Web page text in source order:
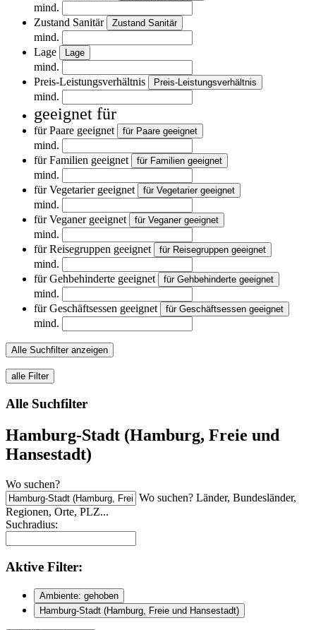
mind.
Zustand Sanitär
Zustand Sanitär
mind.
Lage
Lage
mind.
Preis-Leistungsverhältnis
Preis-Leistungsverhältnis
mind.
geeignet für
für Paare geeignet für Paare geeignet
mind.
für Familien geeignet
für Familien geeignet
mind.
für Vegetarier geeignet
für Vegetarier geeignet
mind.
für Veganer geeignet
für Veganer geeignet
mind.
für Reisegruppen geeignet
für Reisegruppen geeignet
mind.
für Gehbehinderte geeignet
für Gehbehinderte geeignet
mind.
für Geschäftsessen geeignet
für Geschäftsessen geeignet
mind.
Alle Suchfilter anzeigen
alle Filter
Alle Suchfilter
Hamburg-Stadt (Hamburg, Freie und
Hansestadt)
Wo suchen?
Wo suchen? Länder, Bundesländer,
Regionen, Orte, PLZ...
Suchradius:
Aktive Filter:
Ambiente: gehoben
Hamburg-Stadt (Hamburg, Freie und Hansestadt)